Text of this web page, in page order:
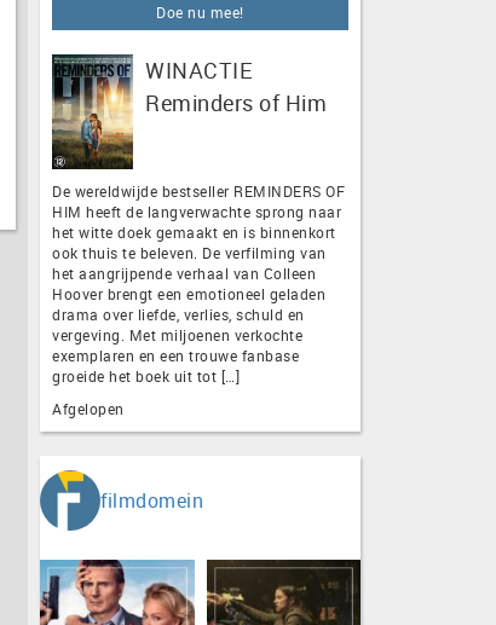
Doe nu mee!
WINACTIE
Reminders of Him
De wereldwijde bestseller REMINDERS OF
HIM heeft de langverwachte sprong naar
het witte doek gemaakt en is binnenkort
ook thuis te beleven. De verfilming van
het aangrijpende verhaal van Colleen
Hoover brengt een emotioneel geladen
drama over liefde, verlies, schuld en
vergeving. Met miljoenen verkochte
exemplaren en een trouwe fanbase
groeide het boek uit tot […]
Afgelopen
filmdomein